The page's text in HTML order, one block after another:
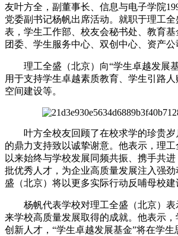
友叶方全，副董事长、信息与电子学院
党委副书记杨帆出席活动。就职于理工
表，学生工作部、校友会秘书处、教育
团委、学生服务中心、双创中心、资产公
理工全盛（北京）向“学生卓越发展
用于支持学生卓越素质教育、学生引路
空间建设等。
叶方全校友回顾了在校求学的珍贵
的鼎力支持致以诚挚谢意。他表示，理
以来始终与学校发展同频共振、携手共
批优秀人才，为企业高质量发展注入强
盛（北京）将以更多实际行动反哺母校建
杨帆代表学校对理工全盛（北京）
来学校高质量发展取得的成就。他表示
创新人才，“学生卓越发展基金”将在学